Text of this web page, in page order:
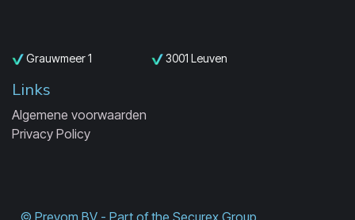
Grauwmeer 1 3001 Leuven
Links
Algemene voorwaarden
Privacy Policy